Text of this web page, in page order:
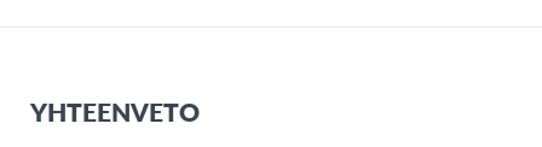
YHTEENVETO